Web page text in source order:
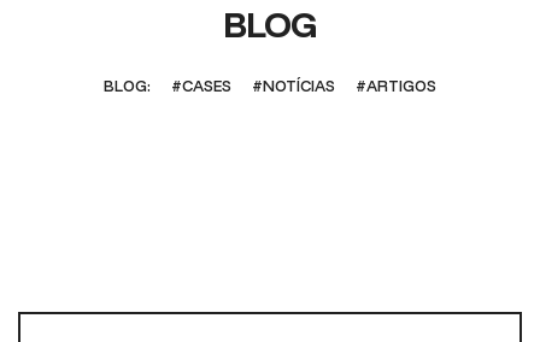
BLOG
BLOG: #CASES #NOTÍCIAS #ARTIGOS